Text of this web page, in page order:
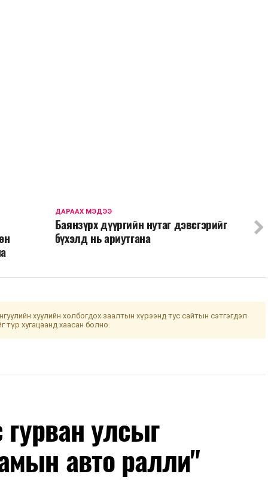
ДАРААХ МЭДЭЭ
Баянзүрх дүүргийн нутаг дэвсгэрийг
бүхэлд нь ариутгана
хуулийн холбогдох заалтын хүрээнд тус сайтын сэтгэгдэл
түр хугацаанд хаасан болно.
улсыг
авто ралли"